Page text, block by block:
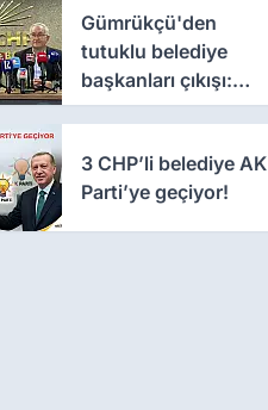
Gümrükçü'den
tutuklu belediye
başkanları çıkışı:
'Yıllarca iddianame
3 CHP’li belediye AK
Parti’ye geçiyor!